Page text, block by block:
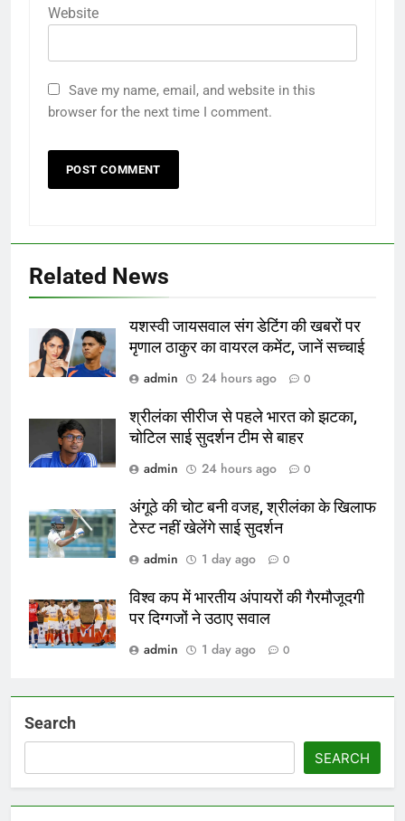
Website
Save my name, email, and website in this
browser for the next time I comment.
Related News
यशस्वी जायसवाल संग डेटिंग की खबरों पर
मृणाल ठाकुर का वायरल कमेंट, जानें सच्चाई
admin
24 hours ago 0
श्रीलंका सीरीज से पहले भारत को झटका,
चोटिल साई सुदर्शन टीम से बाहर
admin
24 hours ago 0
अंगूठे की चोट बनी वजह, श्रीलंका के खिलाफ
टेस्ट नहीं खेलेंगे साई सुदर्शन
admin
1 day ago 0
विश्व कप में भारतीय अंपायरों की गैरमौजूदगी
पर दिग्गजों ने उठाए सवाल
admin
1 day ago 0
Search
SEARCH